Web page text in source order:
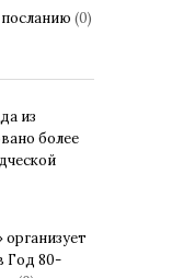
(0)
из
более
организует
Год 80-